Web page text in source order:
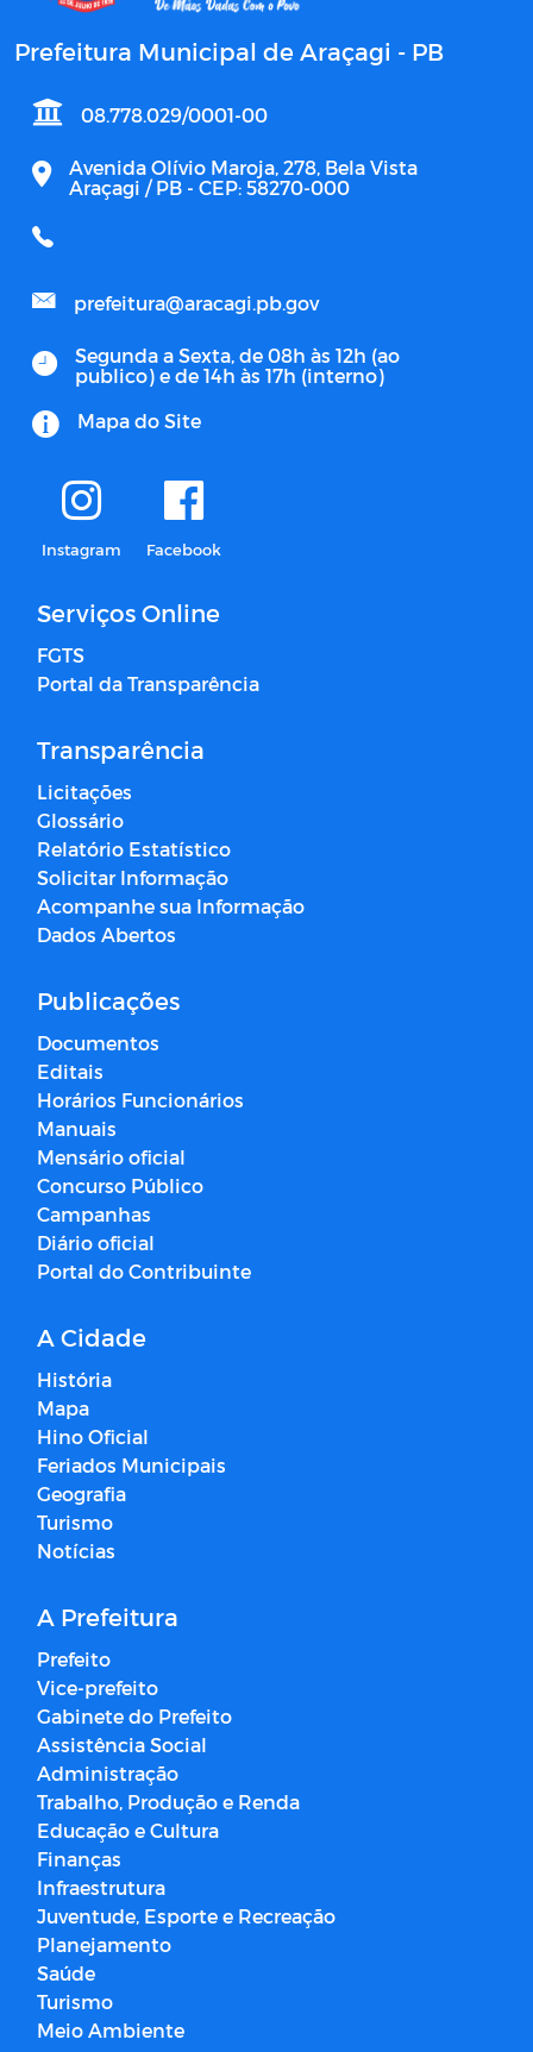
Prefeitura Municipal de Araçagi - PB
08.778.029/0001-00
Avenida Olívio Maroja, 278, Bela Vista
Araçagi / PB - CEP: 58270-000
prefeitura@aracagi.pb.gov
Segunda a Sexta, de 08h às 12h (ao
publico) e de 14h às 17h (interno)
Mapa do Site
Instagram Facebook
Serviços Online
FGTS
Portal da Transparência
Transparência
Licitações
Glossário
Relatório Estatístico
Solicitar Informação
Acompanhe sua Informação
Dados Abertos
Publicações
Documentos
Editais
Horários Funcionários
Manuais
Mensário oficial
Concurso Público
Campanhas
Diário oficial
Portal do Contribuinte
A Cidade
História
Mapa
Hino Oficial
Feriados Municipais
Geografia
Turismo
Notícias
A Prefeitura
Prefeito
Vice-prefeito
Gabinete do Prefeito
Assistência Social
Administração
Trabalho, Produção e Renda
Educação e Cultura
Finanças
Infraestrutura
Juventude, Esporte e Recreação
Planejamento
Saúde
Turismo
Meio Ambiente